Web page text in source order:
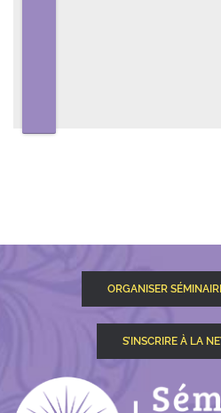
ORGANISER
S’INSCRIRE À LA